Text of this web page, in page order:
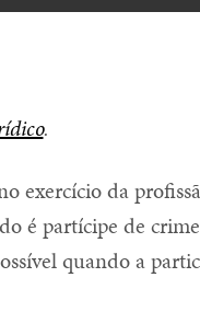
.
exercício da
é partícipe de
quando a